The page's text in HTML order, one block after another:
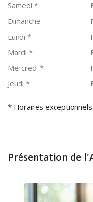
Samedi *
Dimanche
Lundi *
Mardi *
Mercredi *
Jeudi *
* Horaires exceptionnels.
Présentation de